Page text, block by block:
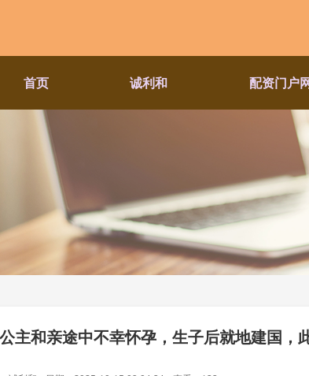
首页 诚利和 配资门户
主和亲途中不幸怀孕，生子后就地建国，